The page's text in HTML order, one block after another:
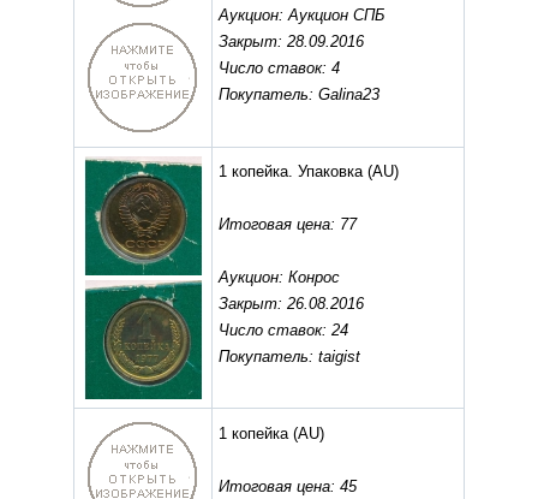
Аукцион: Аукцион СПБ
Закрыт: 28.09.2016
Число ставок: 4
Покупатель: Galina23
1 копейка. Упаковка (AU)
Итоговая цена: 77
Аукцион: Конрос
Закрыт: 26.08.2016
Число ставок: 24
Покупатель: taigist
1 копейка(AU)
Итоговая цена: 45